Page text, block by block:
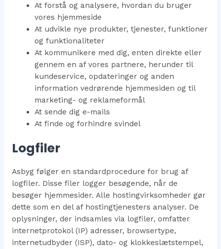
At forstå og analysere, hvordan du bruger
vores hjemmeside
At udvikle nye produkter, tjenester, funktioner
og funktionaliteter
At kommunikere med dig, enten direkte eller
gennem en af vores partnere, herunder til
kundeservice, opdateringer og anden
information vedrørende hjemmesiden og til
marketing- og reklameformål
At sende dig e-mails
At finde og forhindre svindel
Logfiler
Asbyg følger en standardprocedure for brug af
logfiler. Disse filer logger besøgende, når de
besøger hjemmesider. Alle hostingvirksomheder gør
dette som en del af hostingtjenesters analyser. De
oplysninger, der indsamles via logfiler, omfatter
internetprotokol (IP) adresser, browsertype,
internetudbyder (ISP), dato- og klokkeslætstempel,